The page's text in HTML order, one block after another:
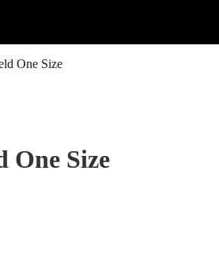
One Size
One Size